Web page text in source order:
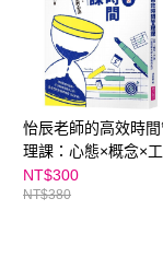
https://aftee.tw/terms/
３．未成年的使用者
「AFTEE先享後付」
任。
４．使用「AFTEE先
時審查核予不同之上
請求用戶進行身份認證
５．嚴禁一人註冊多個
恩沛科技股份有限公司
怡辰老師的高效時
理課：心態×概念×工
具，打造恆毅力的人
複利心法
NT$300
NT$380